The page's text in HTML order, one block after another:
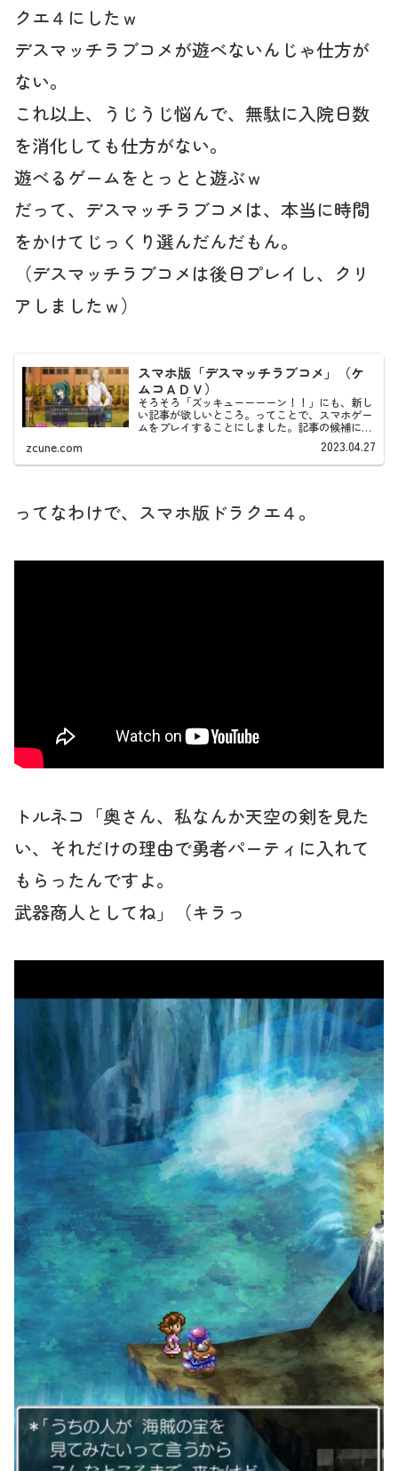
クエ４にしたｗ
デスマッチラブコメが遊べないんじゃ仕方が
ない。
これ以上、うじうじ悩んで、無駄に入院日数
を消化しても仕方がない。
遊べるゲームをとっとと遊ぶｗ
だって、デスマッチラブコメは、本当に時間
をかけてじっくり選んだんだもん。
（デスマッチラブコメは後日プレイし、クリ
アしましたｗ）
スマホ版「デスマッチラブコメ」（ケ
ムコＡＤＶ）
そろそろ「ズッキューーーーン！！」にも、新し
い記事が欲しいところ。ってことで、スマホゲー
ムをプレイすることにしました。記事の候補にな
ったのは次のゲーム。全てケムコＲＰＧです。ア
ルファディア ジェネシス（ウォルター・ラスボス
説を検証、と言うネ...
zcune.com 2023.04.27
ってなわけで、スマホ版ドラクエ４。
トルネコ「奥さん、私なんか天空の剣を見た
い、それだけの理由で勇者パーティに入れて
もらったんですよ。
武器商人としてね」（キラっ